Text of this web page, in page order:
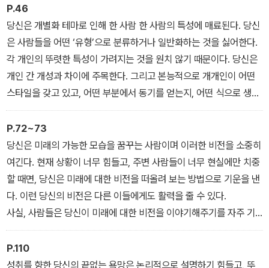
되는 길은 하나만 있는 것이 아니다>
P.46
당신은 개별화 테마로 인해 한 사람 한 사람의 특성에 매료된다. 당신
은 사람들을 어떤 ‘유형’으로 분류하거나 일반화하는 것을 싫어한다.
각 개인의 뚜렷한 특성이 가려지는 것을 원치 않기 때문이다. 당신은
개인 간 개성과 차이에 주목한다. 그리고 본능적으로 개개인이 어떤
스타일을 갖고 있고, 어떤 부분에서 동기를 얻는지, 어떤 식으로 생각
하고, 어떻게 대인관계를 구축하는지를 관찰한다. 그리고 사람들이
각자 살면서 겪었던 독특한 경험에 관한 이야기를 경청한다. _ <개별
화>
P.72~73
당신은 미래의 가능한 모습을 꿈꾸는 사람이며 이러한 비전을 소중히
여긴다. 현재 상황이 너무 힘들고, 주변 사람들이 너무 현실에만 치중
할 때면, 당신은 미래에 대한 비전을 떠올려 보는 방법으로 기운을 낸
다. 이런 당신의 비전은 다른 이들에게도 활력을 줄 수 있다.
사실, 사람들은 당신이 미래에 대한 비전을 이야기해주기를 자주 기
대한다. 그들은 희망과 활기를 얻을 수 있는 청사진을 원한다. 당신은
그들에게 이런 비전을 제공해줄 수 있다. 연습하라. 단어를 신중히 선
택하고, 비전이 최대한 생생하게 전달될 수 있도록 하라. 사람들은 당
P.110
성취를 향한 당신의 끝없는 욕망은 논리적으로 설명하기 힘들고, 뚜